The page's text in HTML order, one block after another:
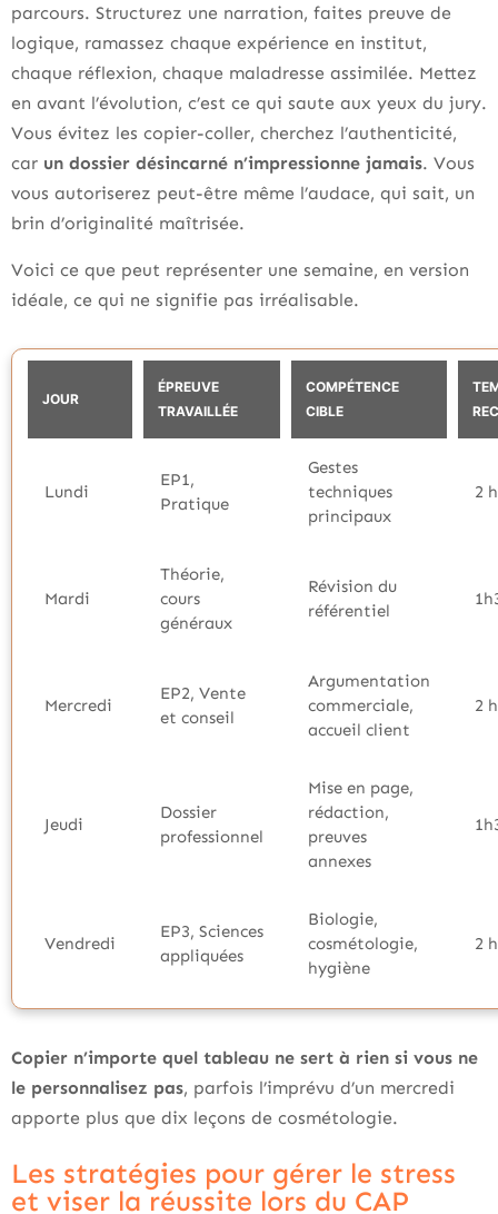
parcours. Structurez une narration, faites preuve de
logique, ramassez chaque expérience en institut,
chaque réflexion, chaque maladresse assimilée. Mettez
en avant l’évolution, c’est ce qui saute aux yeux du jury.
Vous évitez les copier-coller, cherchez l’authenticité,
car un dossier désincarné n’impressionne jamais. Vous
vous autoriserez peut-être même l’audace, qui sait, un
brin d’originalité maîtrisée.
Voici ce que peut représenter une semaine, en version
idéale, ce qui ne signifie pas irréalisable.
JOUR
ÉPREUVE
TRAVAILLÉE
COMPÉTENCE
CIBLE
Lundi
EP1,
Pratique
Gestes
techniques
principaux
2
Mardi
Théorie,
cours
généraux
Révision du
référentiel
Mercredi
EP2, Vente
et conseil
Argumentation
commerciale,
accueil client
2
Jeudi
Dossier
professionnel
Mise en page,
rédaction,
preuves
annexes
Vendredi
EP3, Sciences
appliquées
Biologie,
cosmétologie,
hygiène
2
Copier n’importe quel tableau ne sert à rien si vous ne
le personnalisez pas, parfois l’imprévu d’un mercredi
apporte plus que dix leçons de cosmétologie.
Les stratégies pour gérer le stress
et viser la réussite lors du CAP